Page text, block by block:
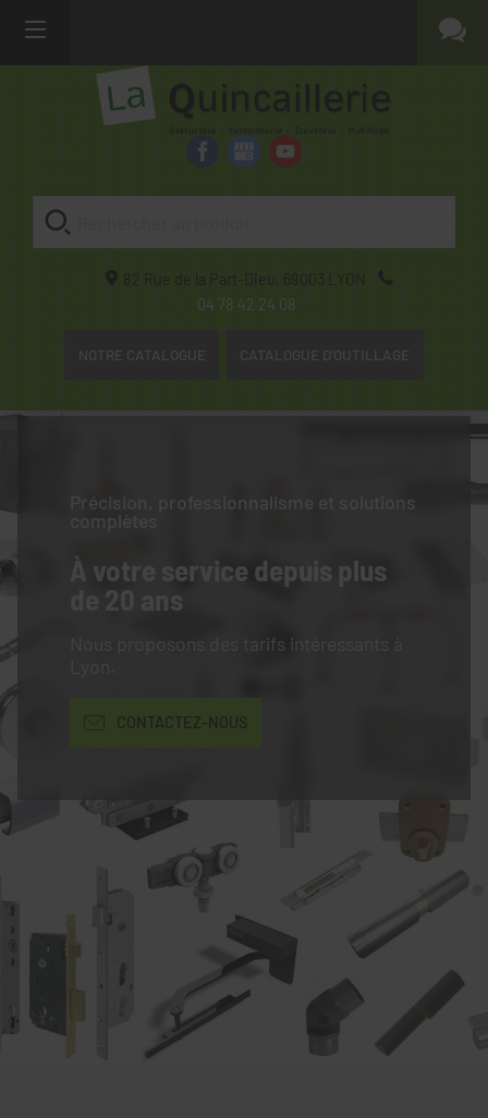
82 Rue de la Part-Dieu, 69003
LYON
04 78 42 24 08
NOTRE CATALOGUE CATALOGUE D'OUTILLAGE
Précision, professionnalisme et solutions
complètes
À votre service depuis plus
de 20 ans
Nous proposons des tarifs intéressants à
CONTACTEZ-NOUS